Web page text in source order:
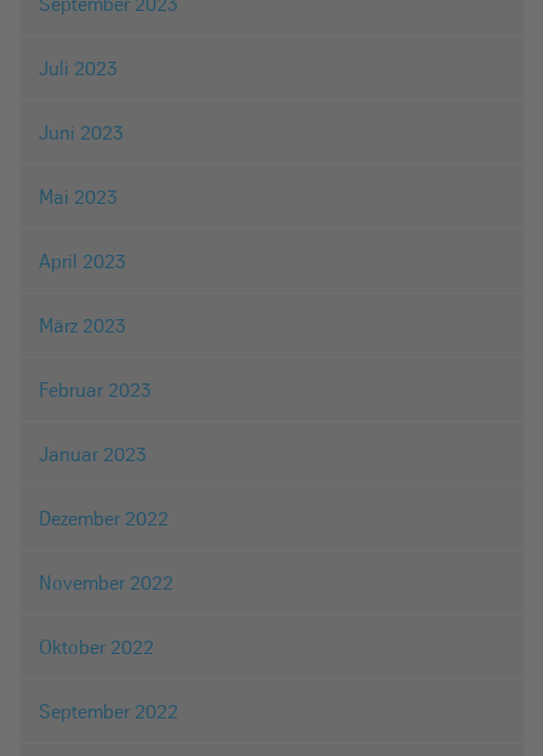
Juli 2023
Juni 2023
Mai 2023
April 2023
März 2023
Februar 2023
Januar 2023
Dezember 2022
November 2022
Oktober 2022
September 2022